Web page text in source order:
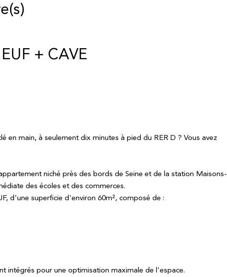
+ CAVE
en main, à seulement dix minutes à pied du RER D ? Vous avez
niché près des bords de Seine et de la station Maisons-
des écoles et des commerces.
d'une superficie d'environ 60m², composé de :
intégrés pour une optimisation maximale de l'espace.